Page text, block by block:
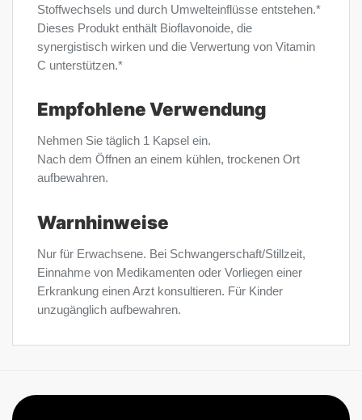
Stoffwechsels und durch Umwelteinflüsse entstehen.*
Dieses Produkt enthält Bioflavonoide, die
synergistisch wirken und die Verwertung von Vitamin
C unterstützen.*
Empfohlene Verwendung
Nehmen Sie täglich 1 Kapsel ein.
Nach dem Öffnen an einem kühlen, trockenen Ort
aufbewahren.
Warnhinweise
Nur für Erwachsene. Bei Schwangerschaft/Stillzeit,
Einnahme von Medikamenten oder Vorliegen einer
Erkrankung einen Arzt konsultieren. Für Kinder
unzugänglich aufbewahren.